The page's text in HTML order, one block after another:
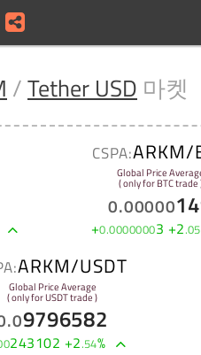
/Tether USD 마켓
CSPA:ARKM/
Global Price
( only for BTC trade
0.00000
+0.00000003 +2.05
ARKM/USDT
Global Price Average
( only for USDT trade )
.09796582
243102 +2.54%